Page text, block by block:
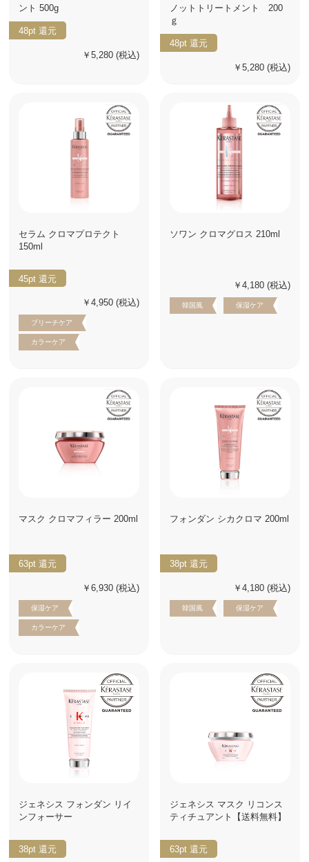
ント 500g
48pt 還元
￥5,280 (税込)
ノットトリートメント 200
ｇ
48pt 還元
￥5,280 (税込)
セラム クロマプロテクト
150ml
45pt 還元
￥4,950 (税込)
ブリーチケア
カラーケア
ソワン クロマグロス 210ml
￥4,180 (税込)
韓国風 保湿ケア
マスク クロマフィラー 200ml
63pt 還元
￥6,930 (税込)
保湿ケア
カラーケア
フォンダン シカクロマ 200ml
38pt 還元
￥4,180 (税込)
韓国風 保湿ケア
ジェネシス フォンダン リイ
ンフォーサー
38pt 還元
ジェネシス マスク リコンス
ティチュアント【送料無料】
63pt 還元